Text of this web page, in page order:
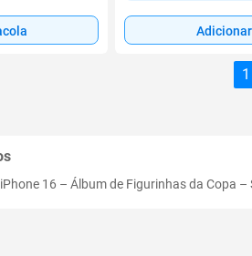
1
iPhone 16 – Álbum de Figurinhas da Copa –